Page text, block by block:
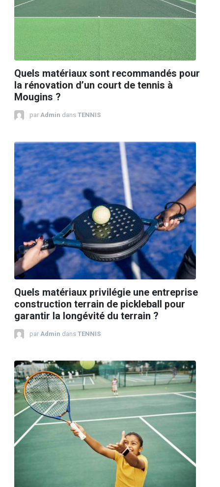
Quels matériaux sont recommandés pour
la rénovation d’un court de tennis à
Mougins ?
par Admin dans TENNIS
Quels matériaux privilégie une entreprise
construction terrain de pickleball pour
garantir la longévité du terrain ?
par Admin dans TENNIS